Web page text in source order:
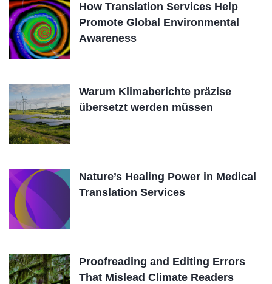
How Translation Services Help
Promote Global Environmental
Awareness
Warum Klimaberichte präzise
übersetzt werden müssen
Nature’s Healing Power in Medical
Translation Services
Proofreading and Editing Errors
That Mislead Climate Readers